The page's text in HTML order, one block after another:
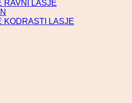
RAVNI LASJE
KODRASTI LASJE